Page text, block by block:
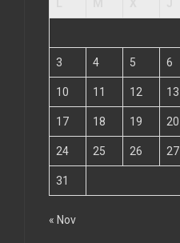
3 4 5 6
10 11 12 13
17 18 19 20
24 25 26 27
31
« Nov